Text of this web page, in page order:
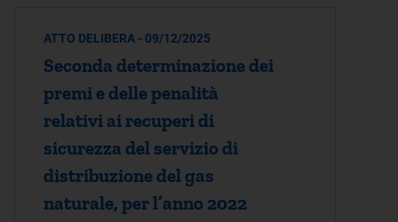
ATTO DELIBERA - 09/12/2025
Seconda determinazione dei
premi e delle penalità
relativi ai recuperi di
sicurezza del servizio di
distribuzione del gas
naturale, per l’anno 2022